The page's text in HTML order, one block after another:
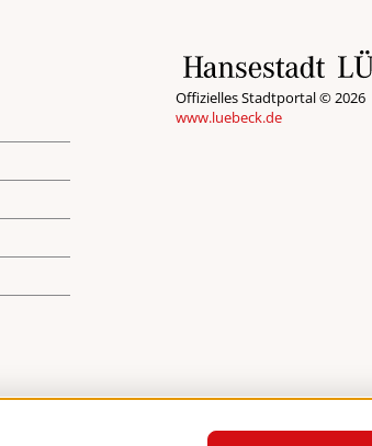
Offizielles Stadtportal © 2026
www.luebeck.de